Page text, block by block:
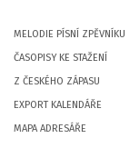
MELODIE PÍSNÍ ZPĚVNÍKU
ČASOPISY KE STAŽENÍ
Z ČESKÉHO ZÁPASU
EXPORT KALENDÁŘE
MAPA ADRESÁŘE